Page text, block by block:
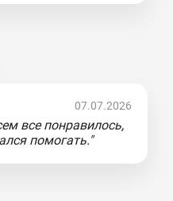
07.07.2026
все понравилось,
помогать."